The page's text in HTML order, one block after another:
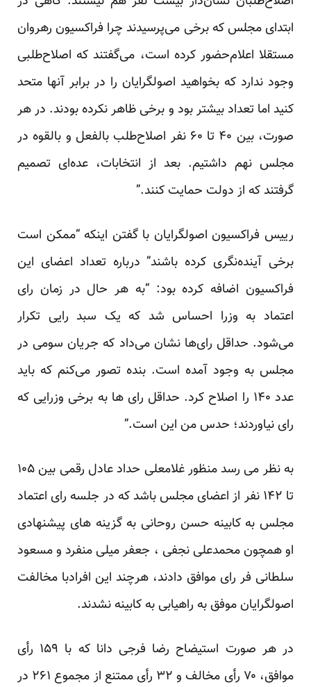
ابتدای مجلس که برخی می‌پرسیدند چرا فراکسیون رهروان
مستقلا اعلام‌حضور کرده است، می‌گفتند که اصلاح‌طلبی
وجود ندارد که بخواهید اصولگرایان را در برابر آنها متحد
کنید اما تعداد بیشتر بود و برخی ظاهر نکرده بودند. در هر
صورت، بین ۴۰ تا ۶۰ نفر اصلاح‌طلب بالفعل و بالقوه در
مجلس نهم داشتیم. بعد از انتخابات، عده‌ای تصمیم
گرفتند که از دولت حمایت کنند.”
رییس فراکسیون اصولگرایان با گفتن اینکه “ممکن است
برخی آینده‌نگری کرده باشند” درباره تعداد اعضای این
فراکسیون اضافه کرده بود: “به هر حال در زمان رای
اعتماد به وزرا احساس شد که یک سبد رایی تکرار
می‌شود. حداقل رای‌ها نشان می‌داد که جریان سومی در
مجلس به وجود آمده است. بنده تصور می‌کنم که باید
عدد ۱۴۰ را اصلاح‌ کرد. حداقل رای ها به برخی وزرایی که
رای نیاوردند؛ حدس من این است.”
به نظر می رسد منظور غلامعلی حداد عادل رقمی بین ۱۰۵
تا ۱۴۲ نفر از اعضای مجلس باشد که در جلسه رای اعتماد
مجلس به کابینه حسن روحانی به گزینه های پیشنهادی
او همچون محمدعلی نجفی ، جعفر میلی منفرد و مسعود
سلطانی فر رای موافق دادند، هرچند این افرادبا مخالفت
اصولگرایان موفق به راهیابی به کابینه نشدند.
در هر صورت استیضاح رضا فرجی دانا که با ۱۵۹ رأی
موافق، ۷۰ رأی مخالف و ۳۲ رأی ممتنع از مجموع ۲۶۱ در